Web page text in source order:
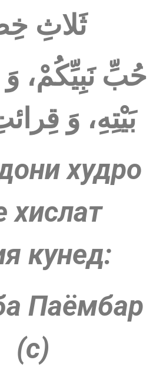
ثَلاثِ
بَيْتِهِ، وَ
худро
хислат
кунед:
Паёмбар
(c)